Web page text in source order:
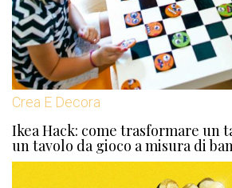
Crea E Decora
Ikea Hack: come trasformare un
un tavolo da gioco a misura di